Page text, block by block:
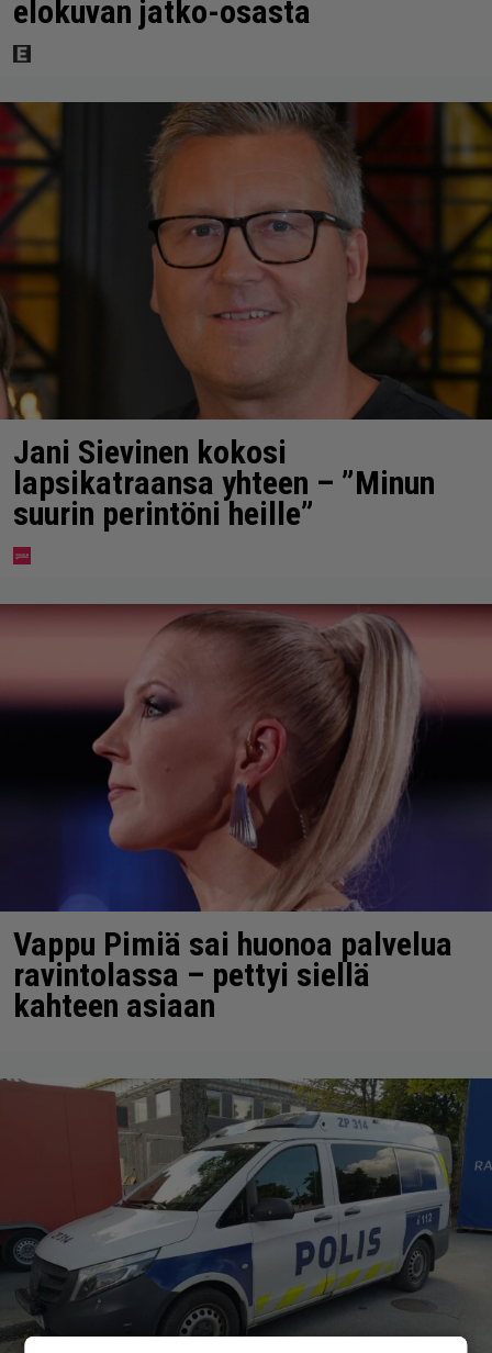
elokuvan jatko-osasta
Jani Sievinen kokosi
lapsikatraansa yhteen – ”Minun
suurin perintöni heille”
Vappu Pimiä sai huonoa palvelua
ravintolassa – pettyi siellä
kahteen asiaan